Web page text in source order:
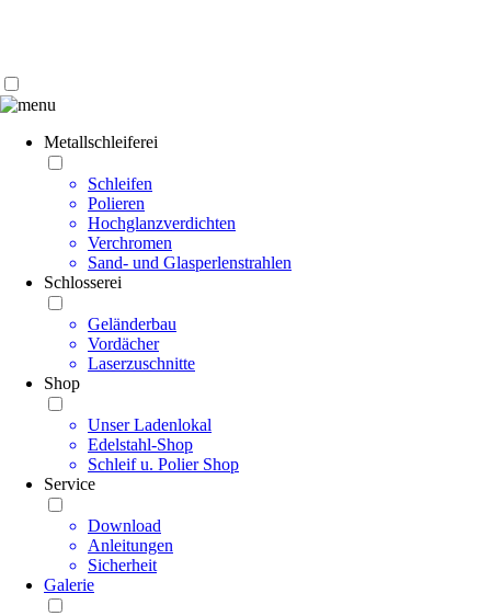
Metallschleiferei
Schleifen
Polieren
Hochglanzverdichten
Verchromen
Sand- und Glasperlenstrahlen
Schlosserei
Geländerbau
Vordächer
Laserzuschnitte
Shop
Unser Ladenlokal
Edelstahl-Shop
Schleif u. Polier Shop
Service
Download
Anleitungen
Sicherheit
Galerie